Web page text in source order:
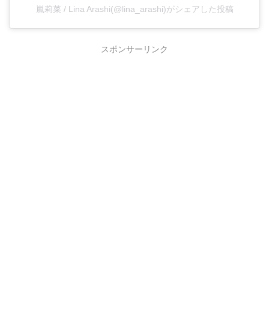
嵐莉菜 / Lina Arashi(@lina_arashi)がシェアした投稿
スポンサーリンク